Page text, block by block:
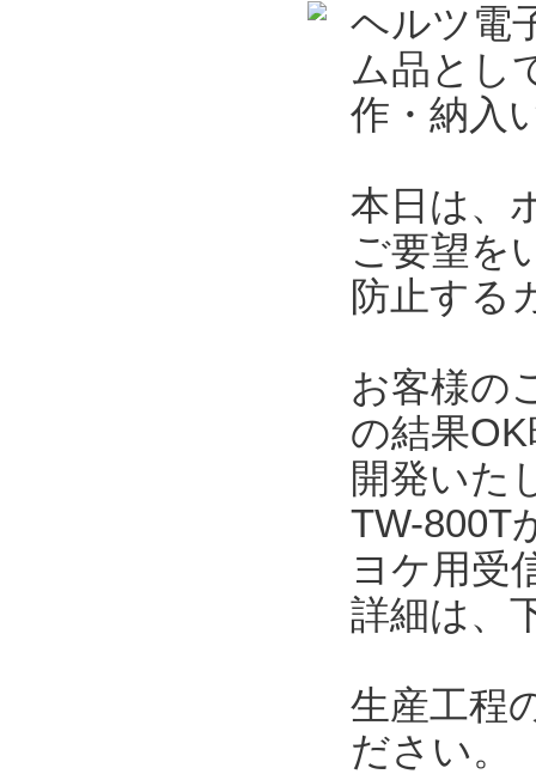
ヘルツ電
ム品とし
作・納入
本日は、
ご要望を
防止する
お客様の
の結果
開発いた
TW-800T
ヨケ用受
詳細は、
生産工程
ださい。